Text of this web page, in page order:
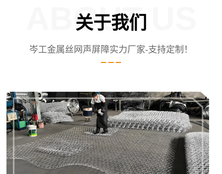
关于我们
ABOUT US
岑工金属丝网声屏障实力厂家-支持定制！